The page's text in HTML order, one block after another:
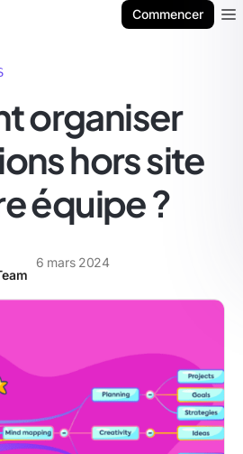
Commencer
organiser
hors site
équipe ?
6 mars 2024